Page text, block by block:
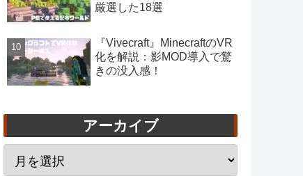
厳選した18選
『Vivecraft』MinecraftのVR
化を解説：影MOD導入で驚
きの没入感！
アーカイブ